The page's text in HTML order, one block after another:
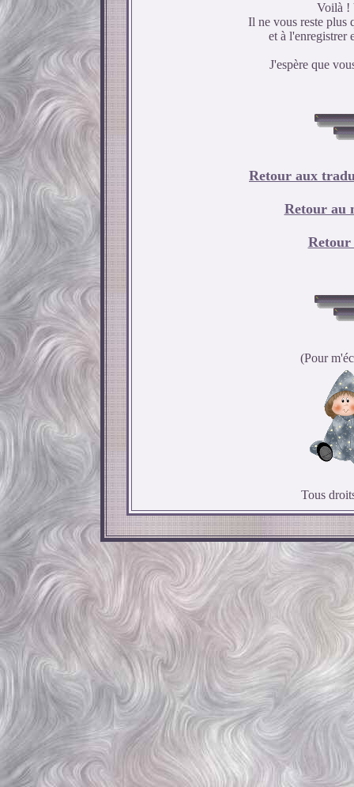
Voilà !
Il ne vous reste plus
et à l'enregistrer
J'espère que
Retour aux
Retour au
(Pour
Tous